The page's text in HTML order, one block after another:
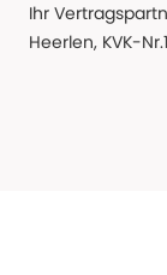
Ihr
Heerlen, KVK-